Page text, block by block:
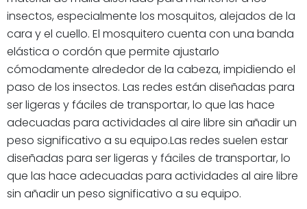
insectos, especialmente los mosquitos, alejados de la
cara y el cuello. El mosquitero cuenta con una banda
elástica o cordón que permite ajustarlo
cómodamente alrededor de la cabeza, impidiendo el
paso de los insectos. Las redes están diseñadas para
ser ligeras y fáciles de transportar, lo que las hace
adecuadas para actividades al aire libre sin añadir un
peso significativo a su equipo.Las redes suelen estar
diseñadas para ser ligeras y fáciles de transportar, lo
que las hace adecuadas para actividades al aire libre
sin añadir un peso significativo a su equipo.